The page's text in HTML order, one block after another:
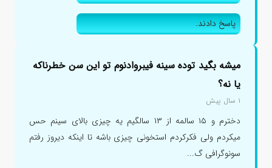
پاسخ دادند.
میشه بگید توده سینه فیبروادنوم تو این سن خطرناکه
یا نه؟
۱ سال پیش
دخترم و ۱۵ سالمه از ۱۳ سالگیم یه چیزی بالای سینم حس
میکردم ولی فکرکردم استخونی چیزی باشه تا اینکه دیروز رفتم
سونوگرافی گ...